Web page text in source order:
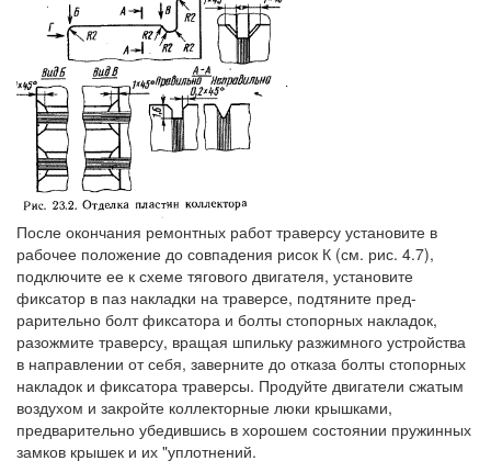
После окончания ремонтных работ траверсу установите в
рабочее положение до совпадения рисок К (см. рис. 4.7),
подключите ее к схеме тягового двигателя, установите
фиксатор в паз накладки на траверсе, подтяните пред-
рарительно болт фиксатора и болты стопорных накладок,
разожмите траверсу, вращая шпильку разжимного устройства
в направлении от себя, заверните до отказа болты стопорных
накладок и фиксатора траверсы. Продуйте двигатели сжатым
воздухом и закройте коллекторные люки крышками,
предварительно убедившись в хорошем состоянии пружинных
замков крышек и их "уплотнений.